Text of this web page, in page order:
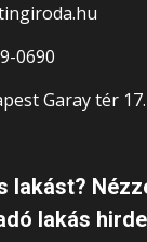
0690
Garay tér 17.
lakást?
lakás